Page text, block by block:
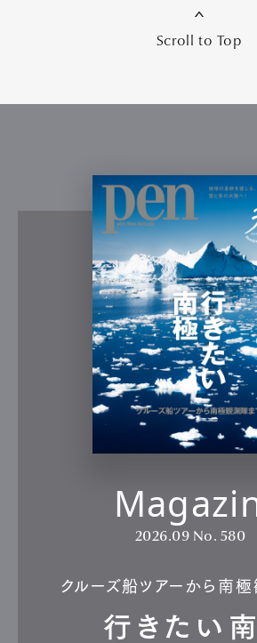
Scroll to Top
2026.09 No. 580
クルーズ船ツアーから南
行きたい